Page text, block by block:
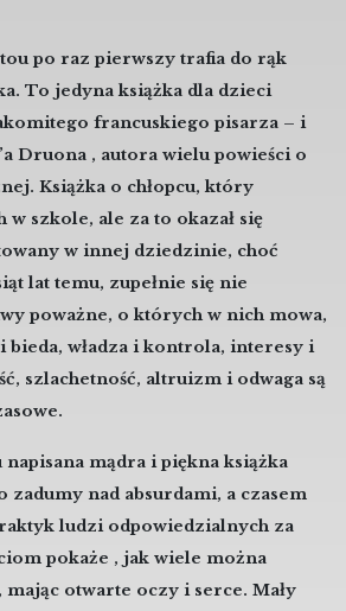
po raz pierwszy trafia do rąk
To jedyna książka dla dzieci
francuskiego pisarza – i
Druona , autora wielu powieści o
Książka o chłopcu, który
w szkole, ale za to okazał się
w innej dziedzinie, choć
lat temu, zupełnie się nie
poważne, o których w nich mowa,
bieda, władza i kontrola, interesy i
szlachetność, altruizm i odwaga są
mądra i piękna książka
zadumy nad absurdami, a czasem
ludzi odpowiedzialnych za
pokaże , jak wiele można
otwarte oczy i serce. Mały